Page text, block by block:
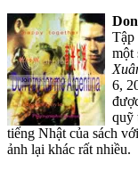
Tập
một
6,
quỹ
tiếng Nhật của sách
ảnh lại khác rất nhiều.